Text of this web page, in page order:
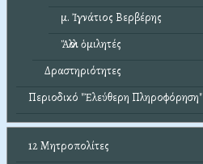
μ. Ἰγνάτιος Βερβέρης
Ἄλλοι ὁμιλητές
Δραστηριότητες
Περιοδικό "Ἐλεύθερη Πληροφόρηση"
12 Μητροπολίτες